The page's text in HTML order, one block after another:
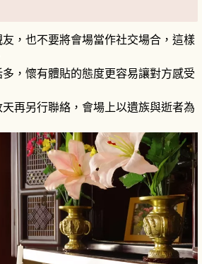
，也不要將會場當作社交場合，這樣
，懷有體貼的態度更容易讓對方感受
再另行聯絡，會場上以遺族與逝者為